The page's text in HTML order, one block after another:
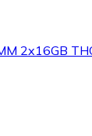
2x16GB